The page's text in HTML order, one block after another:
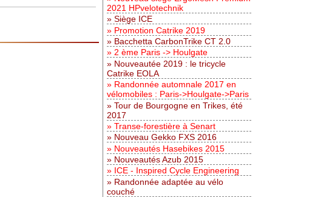
2021 HPvelotechnik
Siège ICE
Promotion Catrike 2019
Bacchetta CarbonTrike CT 2.0
2 ème Paris -> Houlgate
Nouveautée 2019 : le tricycle
Catrike EOLA
Randonnée automnale 2017 en
vélomobiles : Paris->Houlgate->Paris
Tour de Bourgogne en Trikes, été
2017
Transe-forestière à Senart
Nouveau Gekko FXS 2016
Nouveautés Hasebikes 2015
Nouveautés Azub 2015
ICE - Inspired Cycle Engineering
Randonnée adaptée au vélo
couché